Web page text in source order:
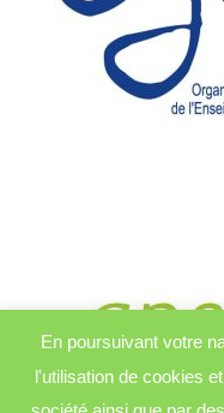
En poursuivant votre
l'utilisation de cookies